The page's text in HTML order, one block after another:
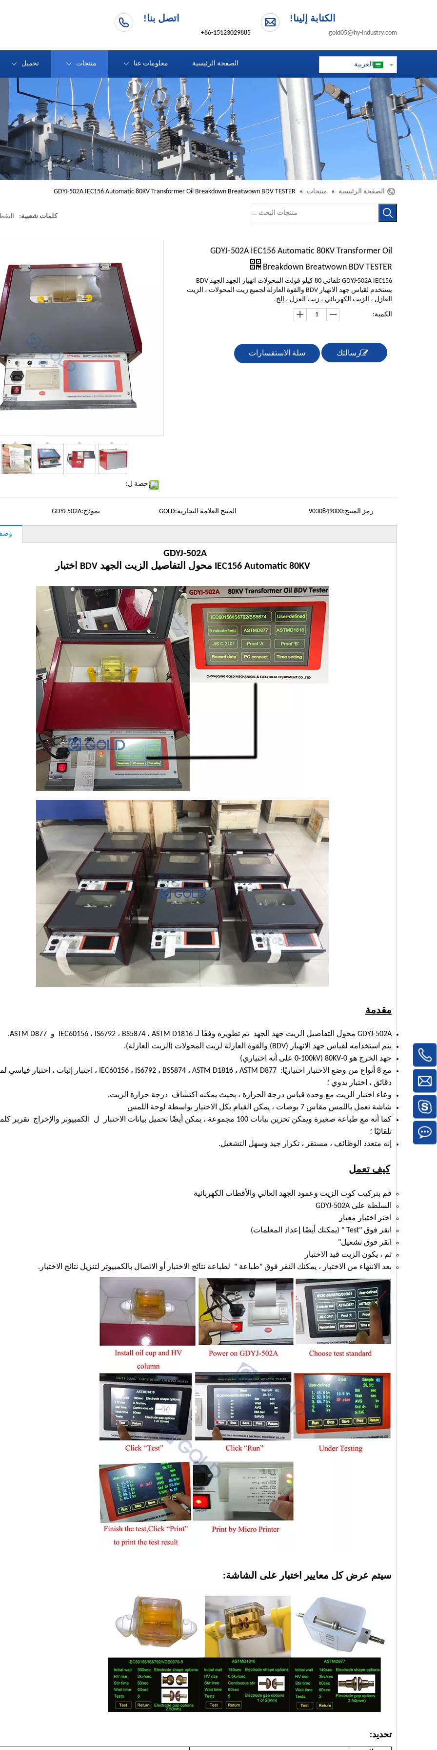
اتصل بنا!
86-15123029885+
الكتابة إلينا!
gold05@hy-industry.com
الصفحة الرئيسية معلومات عنا منتجات تحميل العربية
الصفحة الرئيسية » منتجات »
GDYJ-502A IEC156 Automatic 80KV Transformer Oil Breakdown Breatwown BDV TESTER
كلمات شعبية:
حصة ل:
GDYJ-502A IEC156 Automatic 80KV Transformer Oil
Breakdown Breatwown BDV TESTER
GDYJ-502A IEC156 تلقائي 80 كيلو فولت المحولات انهيار الجهد الجهد BDV
يستخدم لقياس جهد الانهيار BDV والقوة العازلة لجميع زيت المحولات ، الزيت
العازل ، الزيت الكهربائي ، زيت العزل ، إلخ.
الكمية:
رسالتك سلة الاستفسارات
نموذج:GDYJ-502A المنتج العلامة التجارية:GOLD رمز المنتج:9030849000
GDYJ-502A
IEC156 Automatic 80KV محول التفاصيل الزيت الجهد BDV اختبار
مقدمة
GDYJ-502A محول التفاصيل الزيت جهد الجهد تم تطويره وفقًا لـ IEC60156 ، IS6792 ، BS5874 ، ASTM D1816 و ASTM D877.
يتم استخدامه لقياس جهد الانهيار (BDV) والقوة العازلة لزيت المحولات (الزيت العازلة).
جهد الخرج هو 0-80KV (0-100kV على أنه اختياري)
دقائق ، اختبار يدوي ؛
وعاء اختبار الزيت مع وحدة قياس درجة الحرارة ، بحيث يمكنه اكتشاف درجة حرارة الزيت.
شاشة تعمل باللمس مقاس 7 بوصات ، يمكن القيام بكل الاختيار بواسطة لوحة اللمس
كما أنه مع طباعة صغيرة ويمكن تخزين بيانات 100 مجموعة ، يمكن أيضًا تحميل بيانات الاختبار ل الكمبيوتر والإخراج تقرير
تلقائيًا ؛
إنه متعدد الوظائف ، مستقر ، تكرار جيد وسهل التشغيل.
كيف تعمل
قم بتركيب كوب الزيت وعمود الجهد العالي والأقطاب الكهربائية
السلطة على GDYJ-502A
اختر اختبار معيار
انقر فوق "Test " (يمكنك أيضًا إعداد المعلمات)
انقر فوق تشغيل"
ثم ، يكون الزيت قيد الاختبار
بعد الانتهاء من الاختبار ، يمكنك النقر فوق "طباعة " لطباعة نتائج الاختبار أو الاتصال بالكمبيوتر لتنزيل نتائج الاختبار.
سيتم عرض كل معايير اختبار على الشاشة:
تحديد: